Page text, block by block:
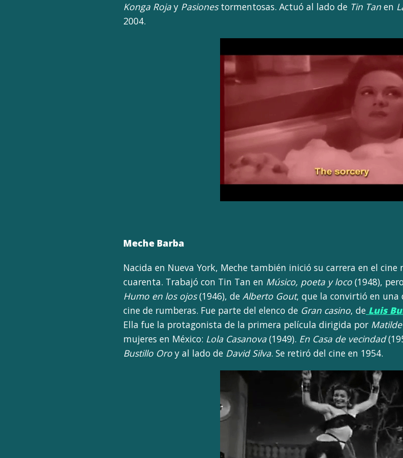
Konga Roja y Pasionestormentosas. Actuó al lado de Tin Tan en
2004.
Meche Barba
Nacida en Nueva York, Meche también inició su carrera en el cine
cuarenta. Trabajó con Tin Tan en Músico, poeta y loco (1948),
Humo en los ojos(1946), de Alberto Gout, que la convirtió en una
cine de rumberas. Fue parte del elenco de Gran casino, de Luis
Ella fue la protagonista de la primera película dirigida por
mujeres en México: Lola Casanova (1949). En Casa de vecindad
Bustillo Oro y al lado de David Silva. Se retiró del cine en 1954.